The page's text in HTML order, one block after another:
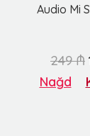
Audio Mi
249 ₼
Nağd